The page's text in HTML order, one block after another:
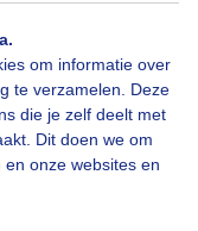
om informatie over
te verzamelen. Deze
die je zelf deelt met
Dit doen we om
onze websites en